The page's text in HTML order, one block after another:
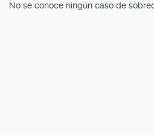
No se conoce ningún caso de